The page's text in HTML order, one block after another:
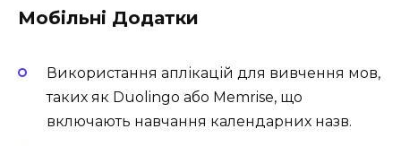
Мобільні Додатки
Використання аплікацій для вивчення мов,
таких як Duolingo або Memrise, що
включають навчання календарних назв.